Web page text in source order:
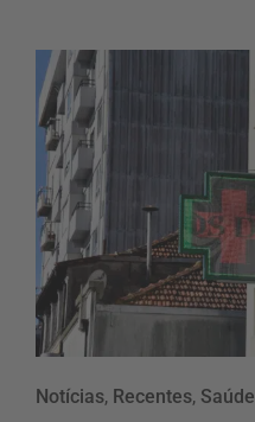
Notícias, Recentes, Saúde